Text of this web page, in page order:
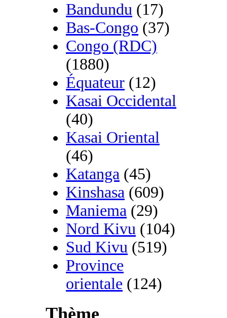
Bandundu (17)
Bas-Congo (37)
Congo (RDC)
(1880)
Équateur (12)
Kasai Occidental
(40)
Kasai Oriental
(46)
Katanga (45)
Kinshasa (609)
Maniema (29)
Nord Kivu (104)
Sud Kivu (519)
Province
orientale (124)